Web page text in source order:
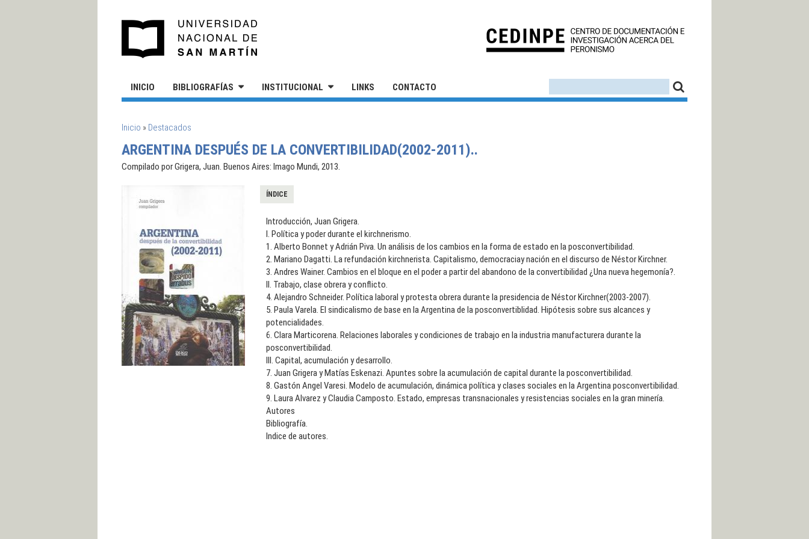
INICIO BIBLIOGRAFÍAS INSTITUCIONAL LINKS CONTACTO
SE ENCUENTRA USTED AQUÍ
Inicio » Destacados
ARGENTINA DESPUÉS DE LA CONVERTIBILIDAD(2002-2011)..
Compilado por Grigera, Juan. Buenos Aires: Imago Mundi, 2013.
ÍNDICE
Introducción, Juan Grigera.
I. Política y poder durante el kirchnerismo.
1. Alberto Bonnet y Adrián Piva. Un análisis de los cambios en la forma de estado en la posconvertibilidad.
2. Mariano Dagatti. La refundación kirchnerista. Capitalismo, democraciay nación en el discurso de Néstor Kirchner.
3. Andres Wainer. Cambios en el bloque en el poder a partir del abandono de la convertibilidad ¿Una nueva hegemonía?.
II. Trabajo, clase obrera y conflicto.
4. Alejandro Schneider. Política laboral y protesta obrera durante la presidencia de Néstor Kirchner(2003-2007).
5. Paula Varela. El sindicalismo de base en la Argentina de la posconvertiblidad. Hipótesis sobre sus alcances y
potencialidades.
6. Clara Marticorena. Relaciones laborales y condiciones de trabajo en la industria manufacturera durante la
posconvertibilidad.
III. Capital, acumulación y desarrollo.
7. Juan Grigera y Matías Eskenazi. Apuntes sobre la acumulación de capital durante la posconvertibilidad.
8. Gastón Angel Varesi. Modelo de acumulación, dinámica política y clases sociales en la Argentina posconvertibilidad.
9. Laura Alvarez y Claudia Camposto. Estado, empresas transnacionales y resistencias sociales en la gran minería.
Autores
Bibliografía.
Indice de autores.